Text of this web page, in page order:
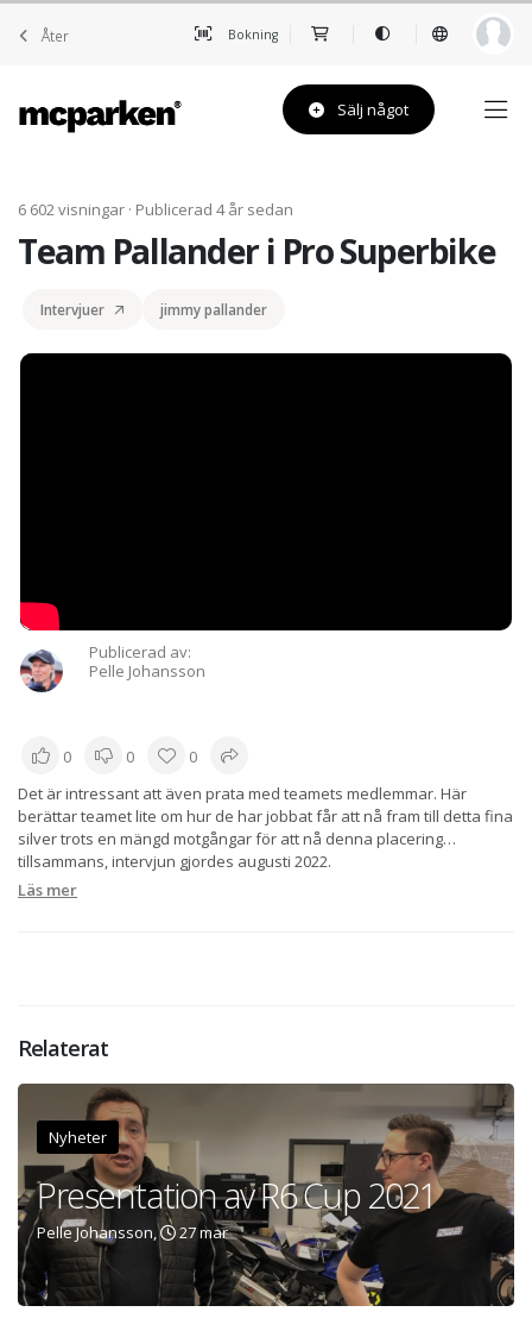
Åter Bokning
Sälj något
6 602 visningar · Publicerad 4 år sedan
Team Pallander i Pro Superbike
Intervjuer jimmy pallander
Publicerad av:
Pelle Johansson
0 0
0
Det är intressant att även prata med teamets medlemmar. Här
berättar teamet lite om hur de har jobbat får att nå fram till detta fina
silver trots en mängd motgångar för att nå denna placering
tillsammans, intervjun gjordes augusti 2022.
Läs mer
Relaterat
Nyheter
Presentation av R6 Cup 2021
Pelle Johansson, 27 mar